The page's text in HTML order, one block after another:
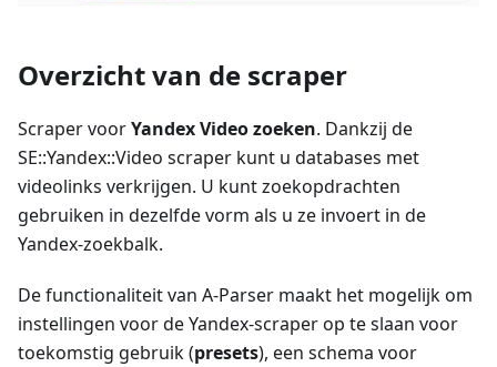
Overzicht van de scraper
Scraper voorYandex Video zoeken. Dankzij de
SE::Yandex::Video scraper kunt u databases met
videolinks verkrijgen. U kunt zoekopdrachten
gebruiken in dezelfde vorm als u ze invoert in de
Yandex-zoekbalk.
De functionaliteit van A-Parser maakt het mogelijk om
instellingen voor de Yandex-scraper op te slaan voor
toekomstig gebruik (presets), een schema voor